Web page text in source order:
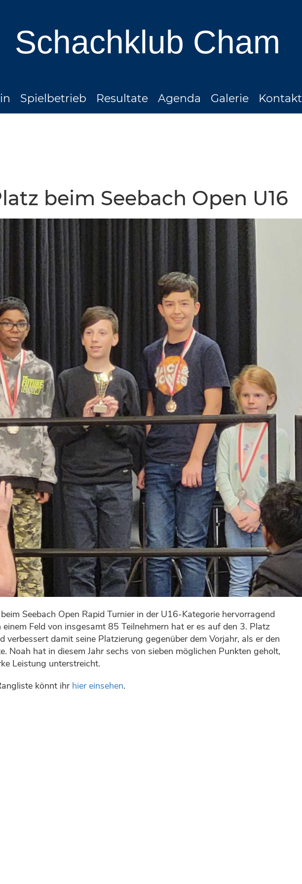
Schachklub Cham
Spielbetrieb Resultate Agenda Galerie Kontakt
beim Seebach Open U16
Seebach Open Rapid Turnier in der U16-Kategorie hervorragend
einem Feld von insgesamt 85 Teilnehmern hat er es auf den 3. Platz
verbessert damit seine Platzierung gegenüber dem Vorjahr, als er den
Noah hat in diesem Jahr sechs von sieben möglichen Punkten geholt,
Leistung unterstreicht.
könnt ihr hier einsehen.